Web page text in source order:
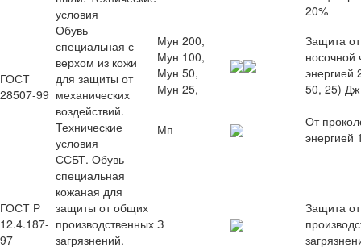
условия
20%
ГОСТ
28507-99
Обувь
специальная с
верхом из кожи
для защиты от
механических
воздействий.
Технические
условия
Мун 200,
Мун 100,
Мун 50,
Мун 25,
Защита
носочной
энергией
50, 25) Дж
Мп
От
энергией
ГОСТ Р
12.4.187-
97
ССБТ. Обувь
специальная
кожаная для
защиты от общих
производственных
загрязнений.
З
Защита